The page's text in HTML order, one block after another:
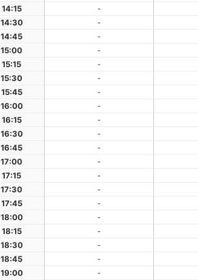
14:15
-
14:30
-
14:45
-
15:00
-
15:15
-
15:30
-
15:45
-
16:00
-
16:15
-
16:30
-
16:45
-
17:00
-
17:15
-
17:30
-
17:45
-
18:00
-
18:15
-
18:30
-
18:45
-
19:00
-